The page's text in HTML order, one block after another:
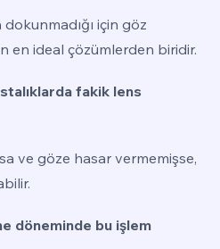
için göz
en ideal çözümlerden biridir.
fakik lens
ve göze hasar vermemişse,
döneminde bu işlem